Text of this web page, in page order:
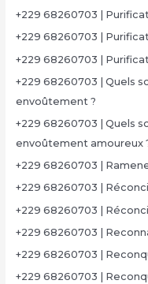
+229 68260703 |
+229 68260703 |
+229 68260703 |
+229 68260703 | Quels
envoûtement ?
+229 68260703 | Quels
envoûtement amoureux
+229 68260703 |
+229 68260703 |
+229 68260703 |
+229 68260703 |
+229 68260703 |
+229 68260703 |